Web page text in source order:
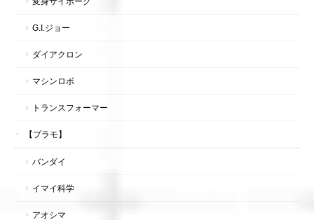
G.I.ジョー
ダイアクロン
マシンロボ
トランスフォーマー
【プラモ】
バンダイ
イマイ科学
アオシマ